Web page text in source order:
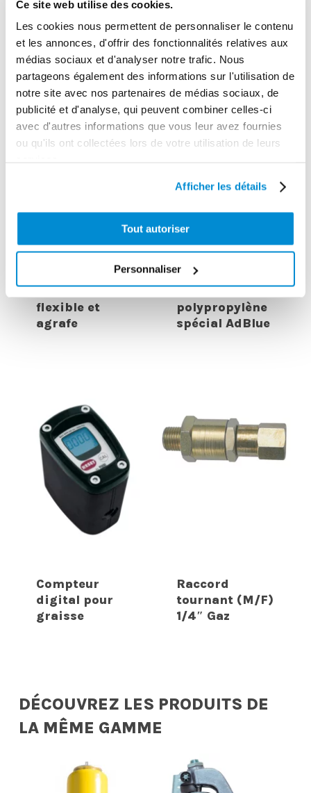
Ce site web utilise des cookies.
Les cookies nous permettent de personnaliser le contenu
et les annonces, d'offrir des fonctionnalités relatives aux
médias sociaux et d'analyser notre trafic. Nous
partageons également des informations sur l'utilisation de
notre site avec nos partenaires de médias sociaux, de
publicité et d'analyse, qui peuvent combiner celles-ci
avec d'autres informations que vous leur avez fournies
ou qu'ils ont collectées lors de votre utilisation de leurs
Afficher les détails
Tout autoriser
Personnaliser
CES PRODUITS PEUVENT VOUS
INTERESSER
graissage 1/4″
avec embout
flexible et
agrafe
Pistolet manuel
polypropylène
spécial AdBlue
Compteur
digital pour
graisse
Raccord
tournant (M/F)
1/4″ Gaz
DÉCOUVREZ LES PRODUITS DE
LA MÊME GAMME